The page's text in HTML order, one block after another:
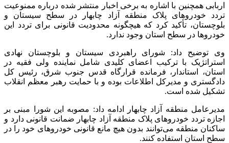
اربابی همچنین با اشاره به برخی اخبار منتشر شده درباره ممنوعیت
تردد خودروهای پلاک منطقه آزاد چابهار در سطح سیستان و
بلوچستان، تأکید کرد که هیچگونه محدودیت قانونی‌ برای تردد این
خودروها در سطح استان وجود ندارد.
وی توضیح داد: شورای راهبردی سیستان و بلوچستان نهادی
استراتژیک با ترکیب اعضای کلیدی شامل نماینده ولی فقیه در
استان، استاندار، فرمانده قرارگاه قدس جنوب شرق، رئیس کل
دادگستری و مدیرکل اطلاعات بوده و با حمایت رهبر معظم انقلاب
تشکیل شده است.
مدیرعامل منطقه آزاد چابهار ادامه داد: مصوبه این شورا مبنی بر
اجازه تردد خودروهای پلاک منطقه آزاد چابهار ضمانت قانونی دارد و
ساکنان منطقه می‌توانند بدون هیچ مانع قانونی خودروهای خود را در
سطح استان استفاده کنند.